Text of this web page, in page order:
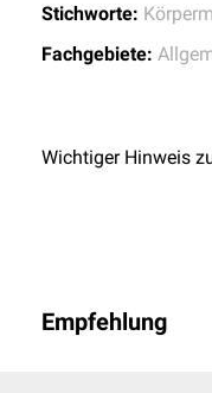
Stichworte:
Fachgebiete:
Wichtiger Hinweis
Empfehlung